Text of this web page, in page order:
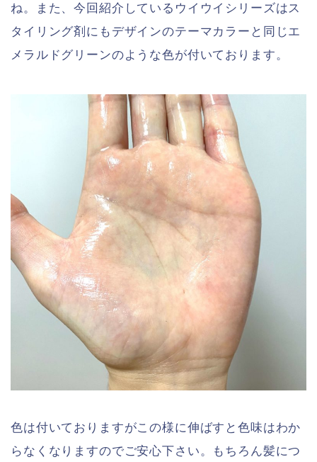
ね。また、今回紹介しているウイウイシリーズはス
タイリング剤にもデザインのテーマカラーと同じエ
メラルドグリーンのような色が付いております。
色は付いておりますがこの様に伸ばすと色味はわか
らなくなりますのでご安心下さい。もちろん髪につ